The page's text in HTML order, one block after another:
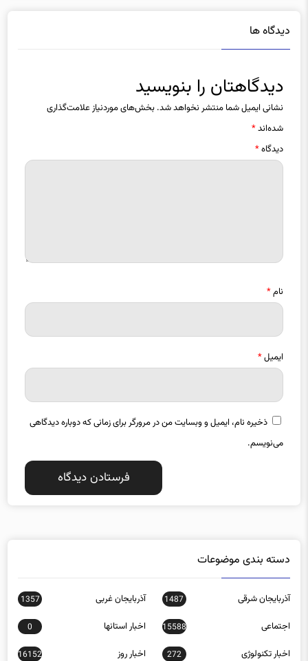
دیدگاه ها
دیدگاهتان را بنویسید
نشانی ایمیل شما منتشر نخواهد شد.
شده‌اند*
دیدگاه
نام
ایمیل
ذخیره نام، ایمیل و وبسایت من در مرورگر برای زمانی که دوباره دیدگاهی
دسته بندی موضوعات
آذربایجان شرقی 1487 آذربایجان غربی 1357
اجتماعی 15588 اخبار استانها 0